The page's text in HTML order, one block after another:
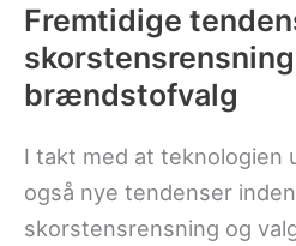
Fremtidige
brændstofvalg
I takt med at teknologien
også nye tendenser
skorstensrensning og